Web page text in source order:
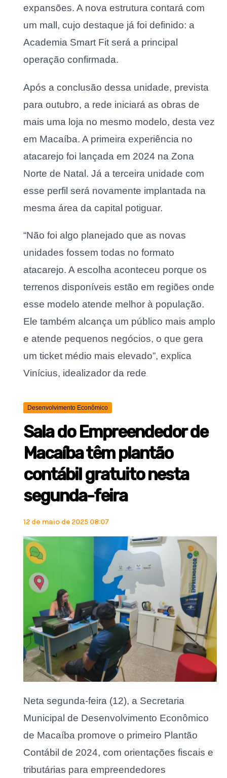
expansões. A nova estrutura contará com
um mall, cujo destaque já foi definido: a
Academia Smart Fit será a principal
operação confirmada.
Após a conclusão dessa unidade, prevista
para outubro, a rede iniciará as obras de
mais uma loja no mesmo modelo, desta vez
em Macaíba. A primeira experiência no
atacarejo foi lançada em 2024 na Zona
Norte de Natal. Já a terceira unidade com
esse perfil será novamente implantada na
mesma área da capital potiguar.
“Não foi algo planejado que as novas
unidades fossem todas no formato
atacarejo. A escolha aconteceu porque os
terrenos disponíveis estão em regiões onde
esse modelo atende melhor à população.
Ele também alcança um público mais amplo
e atende pequenos negócios, o que gera
um ticket médio mais elevado”, explica
Vinícius, idealizador da rede
Desenvolvimento Econômico
Sala do Empreendedor de
Macaíba têm plantão
contábil gratuito nesta
segunda-feira
12 de maio de 2025 08:07
Neta segunda-feira (12), a Secretaria
Municipal de Desenvolvimento Econômico
de Macaíba promove o primeiro Plantão
Contábil de 2024, com orientações fiscais e
tributárias para empreendedores